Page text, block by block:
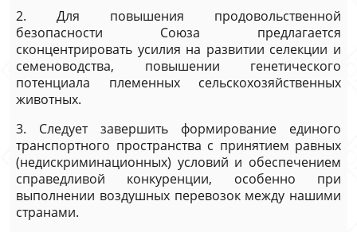
2. Для повышения продовольственной
безопасности Союза предлагается
сконцентрировать усилия на развитии селекции и
семеноводства, повышении генетического
потенциала племенных сельскохозяйственных
животных.
3. Следует завершить формирование единого
транспортного пространства с принятием равных
(недискриминационных) условий и обеспечением
справедливой конкуренции, особенно при
выполнении воздушных перевозок между нашими
странами.